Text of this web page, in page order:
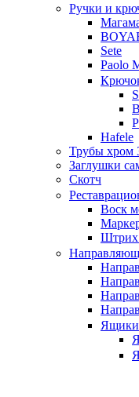
Ручки и
Sete
Paolo
Hafele
Трубы хром
Заглушки
Скотч
Воск
Штрих